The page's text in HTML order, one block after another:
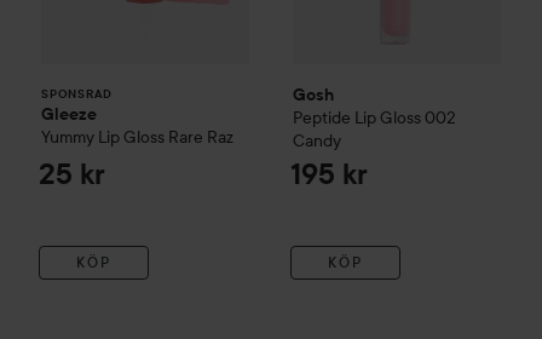
SPONSRAD
Gleeze
Yummy Lip Gloss Rare Raz
25 kr
KÖP
Gosh
Peptide Lip Gloss 002
Candy
195 kr
KÖP